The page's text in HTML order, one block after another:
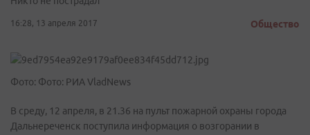
16:28, 13 апреля 2017 Общество
Фото: Фото: РИА VladNews
В среду, 12 апреля, в 21.36 на пульт пожарной охраны города
Дальнереченск поступила информация о возгорании в